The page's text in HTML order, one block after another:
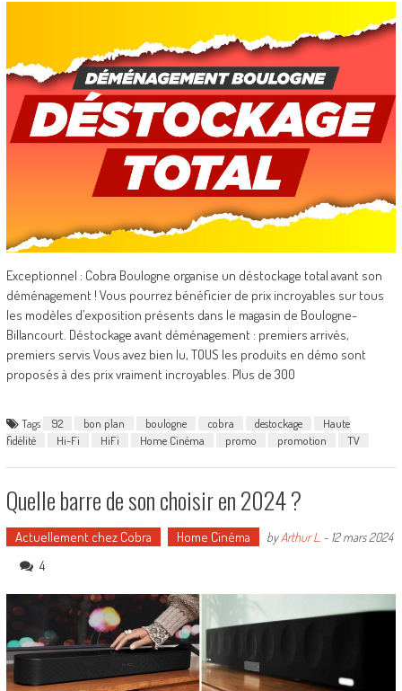
Exceptionnel : Cobra Boulogne organise un déstockage total avant son
déménagement ! Vous pourrez bénéficier de prix incroyables sur tous
les modèles d’exposition présents dans le magasin de Boulogne-
Billancourt. Déstockage avant déménagement : premiers arrivés,
premiers servis Vous avez bien lu, TOUS les produits en démo sont
proposés à des prix vraiment incroyables. Plus de 300
Tags 92 bon plan boulogne cobra destockage
Haute
fidélité
Hi-Fi HiFi Home Cinéma promo promotion TV
Quelle barre de son choisir en 2024 ?
Actuellement chez Cobra Home Cinéma byArthur L. - 12 mars 2024
4